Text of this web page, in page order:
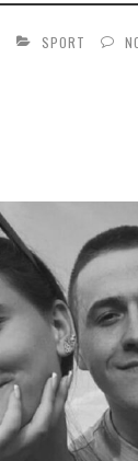
SPORT